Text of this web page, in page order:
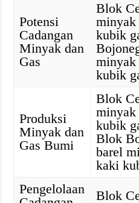
Potensi
Cadangan
Minyak dan
Gas
Blok
kubik
kubik
Produksi
Minyak dan
Gas Bumi
Blok
minyak
kubik
Blok
barel
kaki
Pengelolaan
Blok